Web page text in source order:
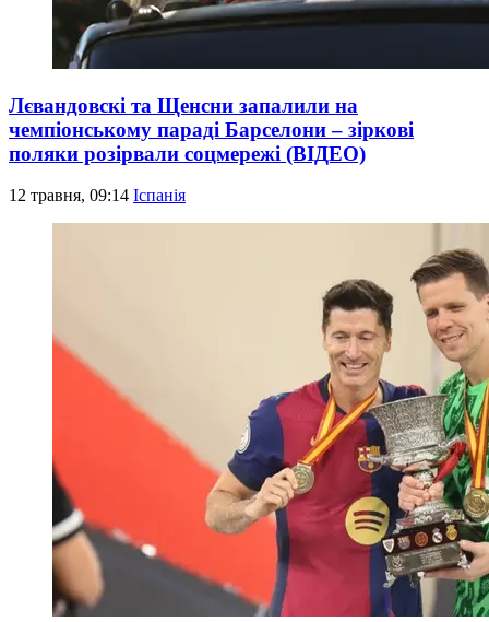
Лєвандовскі та Щенсни запалили на
чемпіонському параді Барселони – зіркові
поляки розірвали соцмережі (ВІДЕО)
12 травня, 09:14 Іспанія